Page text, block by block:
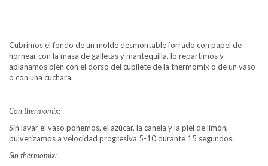
Cubrimos el fondo de un molde desmontable forrado con papel de
hornear con la masa de galletas y mantequilla, lo repartimos y
aplanamos bien con el dorso del cubilete de la thermomix o de un vaso
o con una cuchara.
Con thermomix:
Sin lavar el vaso ponemos, el azúcar, la canela y la piel de limón,
pulverizamos a velocidad progresiva 5-10 durante 15 segundos.
Sin thermomix: